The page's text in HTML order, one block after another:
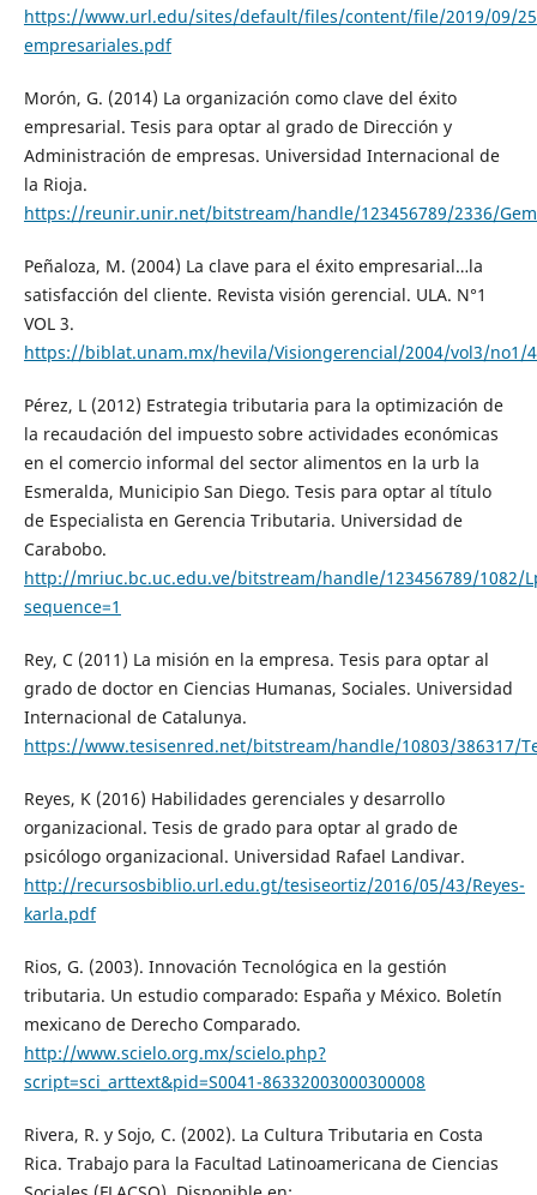
https://www.url.edu/sites/default/files/content/file/2019/09/
empresariales.pdf
Morón, G. (2014) La organización como clave del éxito
empresarial. Tesis para optar al grado de Dirección y
Administración de empresas. Universidad Internacional de
la Rioja.
https://reunir.unir.net/bitstream/handle/123456789/2336/
Peñaloza, M. (2004) La clave para el éxito empresarial…la
satisfacción del cliente. Revista visión gerencial. ULA. N°1
VOL 3.
https://biblat.unam.mx/hevila/Visiongerencial/2004/vol3/no1/
Pérez, L (2012) Estrategia tributaria para la optimización de
la recaudación del impuesto sobre actividades económicas
en el comercio informal del sector alimentos en la urb la
Esmeralda, Municipio San Diego. Tesis para optar al título
de Especialista en Gerencia Tributaria. Universidad de
Carabobo.
http://mriuc.bc.uc.edu.ve/bitstream/handle/123456789/1082/
sequence=1
Rey, C (2011) La misión en la empresa. Tesis para optar al
grado de doctor en Ciencias Humanas, Sociales. Universidad
Internacional de Catalunya.
https://www.tesisenred.net/bitstream/handle/10803/386317/
Reyes, K (2016) Habilidades gerenciales y desarrollo
organizacional. Tesis de grado para optar al grado de
psicólogo organizacional. Universidad Rafael Landivar.
http://recursosbiblio.url.edu.gt/tesiseortiz/2016/05/43/Reyes-
karla.pdf
Rios, G. (2003). Innovación Tecnológica en la gestión
tributaria. Un estudio comparado: España y México. Boletín
mexicano de Derecho Comparado.
http://www.scielo.org.mx/scielo.php?
script=sci_arttext&pid=S0041-86332003000300008
Rivera, R. y Sojo, C. (2002). La Cultura Tributaria en Costa
Rica. Trabajo para la Facultad Latinoamericana de Ciencias